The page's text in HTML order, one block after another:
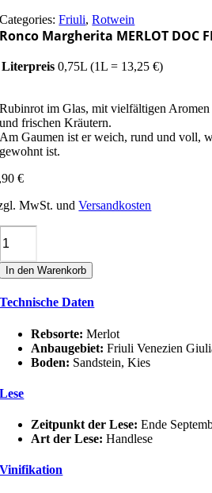
Categories:Friuli,Rotwein
Ronco Margherita MERLOT DOC
Literpreis 0,75L (1L = 13,25 €)
Rubinrot im Glas, mit vielfältigen
und frischen Kräutern.
Am Gaumen ist er weich, rund und voll,
gewohnt ist.
€
MwSt. undVersandkosten
In den Warenkorb
Technische Daten
Rebsorte: Merlot
Anbaugebiet: Friuli Venezien
Boden: Sandstein, Kies
Lese
Zeitpunkt der Lese:Ende
Art der Lese:Handlese
Vinifikation